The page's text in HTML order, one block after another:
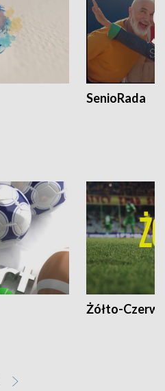
SenioRada
Żółto-